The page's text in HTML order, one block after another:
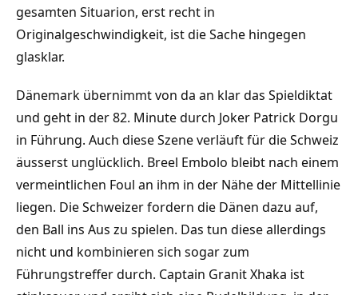
gesamten Situarion, erst recht in
Originalgeschwindigkeit, ist die Sache hingegen
glasklar.
Dänemark übernimmt von da an klar das Spieldiktat
und geht in der 82. Minute durch Joker Patrick Dorgu
in Führung. Auch diese Szene verläuft für die Schweiz
äusserst unglücklich. Breel Embolo bleibt nach einem
vermeintlichen Foul an ihm in der Nähe der Mittellinie
liegen. Die Schweizer fordern die Dänen dazu auf,
den Ball ins Aus zu spielen. Das tun diese allerdings
nicht und kombinieren sich sogar zum
Führungstreffer durch. Captain Granit Xhaka ist